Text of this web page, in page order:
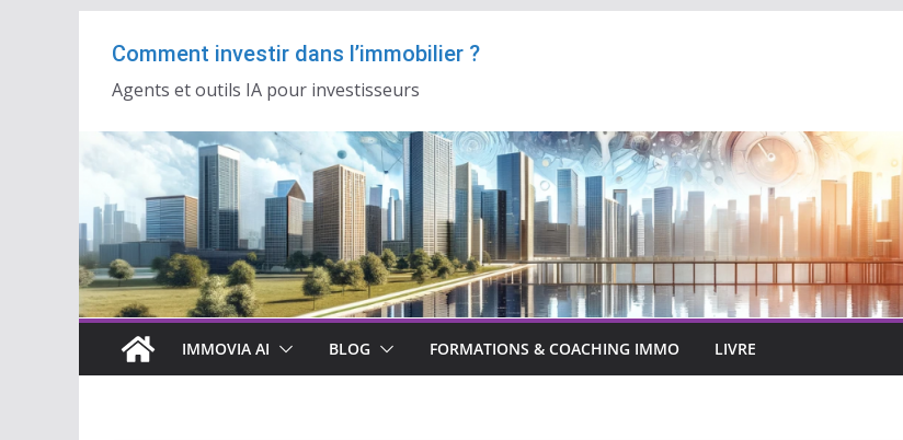
contenu
Comment investir dans l’immobilier ?
Agents et outils IA pour investisseurs
IMMOVIA AI BLOG FORMATIONS & COACHING IMMO LIVRE